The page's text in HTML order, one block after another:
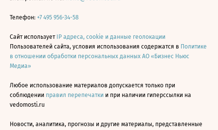
Телефон: +7 495 956-34-58
Сайт использует IP адреса, cookie и данные геолокации
Пользователей сайта, условия использования содержатся в Политике
в отношении обработки персональных данных АО «Бизнес Ньюс
Медиа»
Любое использование материалов допускается только при
соблюдении правил перепечатки и при наличии гиперссылки на
vedomosti.ru
Новости, аналитика, прогнозы и другие материалы, представленные